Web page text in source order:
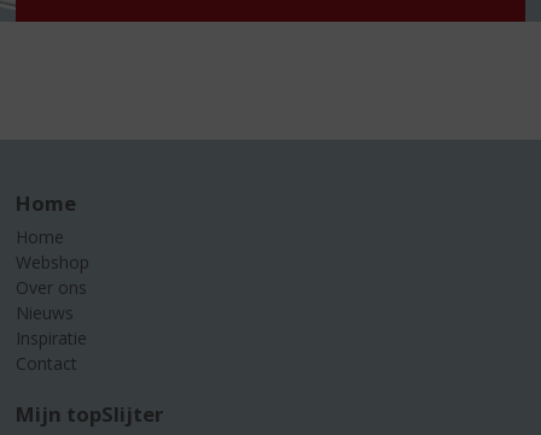
Home
Home
Webshop
Over ons
Nieuws
Inspiratie
Contact
Mijn topSlijter